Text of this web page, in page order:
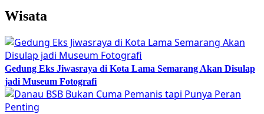
Wisata
Gedung Eks Jiwasraya di Kota Lama Semarang Akan Disulap
jadi Museum Fotografi